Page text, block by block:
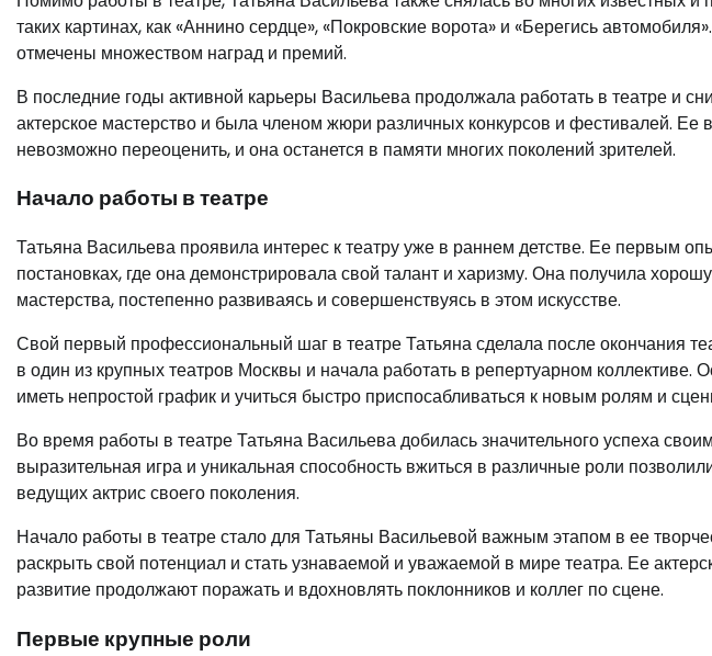
таких картинах, как «Аннино сердце», «Покровские ворота» и «Берегись
отмечены множеством наград и премий.
В последние годы активной карьеры Васильева продолжала работать в театре и
актерское мастерство и была членом жюри различных конкурсов и фестивалей. Ее
невозможно переоценить, и она останется в памяти многих поколений зрителей.
Начало работы в театре
Татьяна Васильева проявила интерес к театру уже в раннем детстве. Ее первым
постановках, где она демонстрировала свой талант и харизму. Она получила
мастерства, постепенно развиваясь и совершенствуясь в этом искусстве.
Свой первый профессиональный шаг в театре Татьяна сделала после окончания
в один из крупных театров Москвы и начала работать в репертуарном коллективе.
иметь непростой график и учиться быстро приспосабливаться к новым ролям и
Во время работы в театре Татьяна Васильева добилась значительного успеха
выразительная игра и уникальная способность вжиться в различные роли
ведущих актрис своего поколения.
Начало работы в театре стало для Татьяны Васильевой важным этапом в ее
раскрыть свой потенциал и стать узнаваемой и уважаемой в мире театра. Ее
развитие продолжают поражать и вдохновлять поклонников и коллег по сцене.
Первые крупные роли